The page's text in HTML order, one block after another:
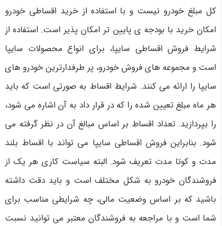
کل مبلغ خودرو نیست و با استفاده از خرید اقساطی خودرو
امکان خرید با بودجه ی پایین تر امکان پذیر است. استفاده از
شرایط فروش اقساطی سایپا، برای انواع محصولات سایپا
است و مجموعه های فروش خودرو، پر طرفدارترین خودرو های
سایپا را ارائه می کنند. شرایط اقساط به صورتی است که باید
هر ماه مبلغ تعیین شده را که در قرار داد به آن اشاره می شود،
را بپردازید. تعداد اقساط بر اساس مبالغ آن در نظر گرفته می
شود. بنابراین فروش اقساطی سایپا می تواند با اقساط بلند
مدت و کوتا مدت تعریف شود. البته سیاست کاری هر یک از
فروشندگان خودرو به شکل مختلف است و باید دقت داشته
باشید که بر اساس وضعیت مالی، چه شرایطی مناسب برای
شما است و با مراجعه به فروشندگان معتبر می توانید نسبت